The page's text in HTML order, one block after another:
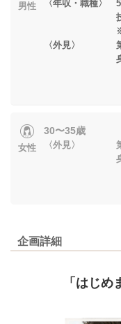
男性
〈年収・職種〉
技術職・IT
※いずれ
〈外見〉 第一
身だしな
女性
30〜35歳
〈外見〉 第一
身だしな
企画詳細
「はじ